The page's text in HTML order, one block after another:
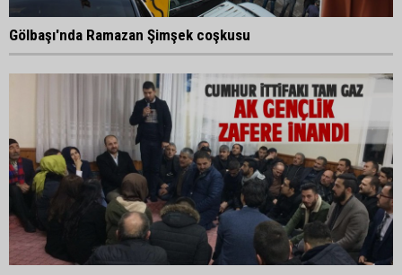
Gölbaşı'nda Ramazan Şimşek coşkusu